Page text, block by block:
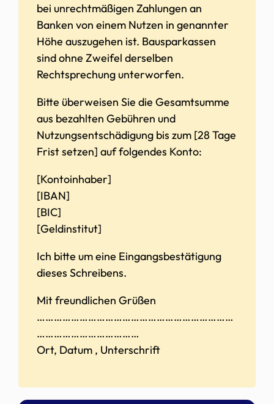
bei unrechtmäßigen Zahlungen an
Banken von einem Nutzen in genannter
Höhe auszugehen ist. Bausparkassen
sind ohne Zweifel derselben
Rechtsprechung unterworfen.
Bitte überweisen Sie die Gesamtsumme
aus bezahlten Gebühren und
Nutzungsentschädigung bis zum [28 Tage
Frist setzen] auf folgendes Konto:
[Kontoinhaber]
[IBAN]
[BIC]
[Geldinstitut]
Ich bitte um eine Eingangsbestätigung
dieses Schreibens.
Mit freundlichen Grüßen
……………………………………………………………
………………………………
Ort, Datum , Unterschrift